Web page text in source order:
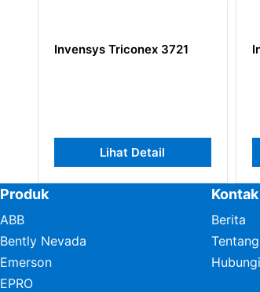
Invensys Triconex 3721
Lihat Detail
Produk
ABB
Bently Nevada
Emerson
EPRO
Kontak
Berita